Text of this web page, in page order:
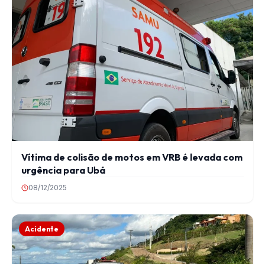
Vítima de colisão de motos em VRB é levada com
urgência para Ubá
08/12/2025
Acidente